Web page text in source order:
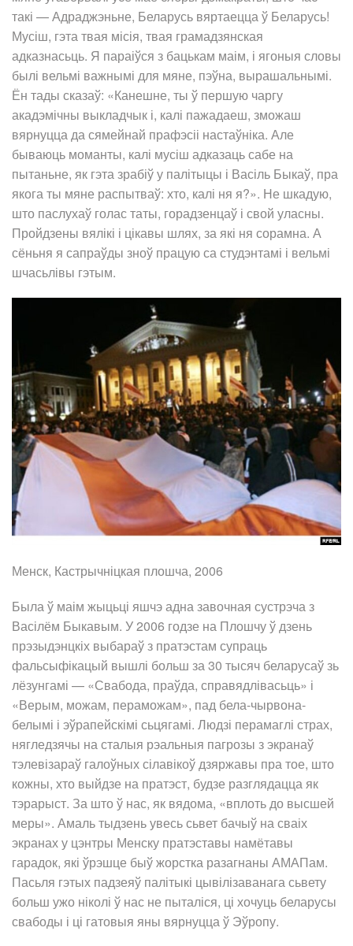
такі — Адраджэньне, Беларусь вяртаецца ў Беларусь!
Мусіш, гэта твая місія, твая грамадзянская
адказнасьць. Я параіўся з бацькам маім, і ягоныя словы
былі вельмі важнымі для мяне, пэўна, вырашальнымі.
Ён тады сказаў: «Канешне, ты ў першую чаргу
акадэмічны выкладчык і, калі пажадаеш, зможаш
вярнуцца да сямейнай прафэсіі настаўніка. Але
бываюць моманты, калі мусіш адказаць сабе на
пытаньне, як гэта зрабіў у палітыцы і Васіль Быкаў, пра
якога ты мяне распытваў: хто, калі ня я?». Не шкадую,
што паслухаў голас таты, горадзенцаў і свой уласны.
Пройдзены вялікі і цікавы шлях, за які ня сорамна. А
сёньня я сапраўды зноў працую са студэнтамі і вельмі
шчасьлівы гэтым.
Менск, Кастрычніцкая плошча, 2006
Была ў маім жыцьці яшчэ адна завочная сустрэча з
Васілём Быкавым. У 2006 годзе на Плошчу ў дзень
прэзыдэнцкіх выбараў з пратэстам супраць
фальсыфікацый вышлі больш за 30 тысяч беларусаў зь
лёзунгамі — «Свабода, праўда, справядлівасьць» і
«Верым, можам, пераможам», пад бела-чырвона-
белымі і эўрапейскімі сьцягамі. Людзі перамаглі страх,
нягледзячы на сталыя рэальныя пагрозы з экранаў
тэлевізараў галоўных сілавікоў дзяржавы пра тое, што
кожны, хто выйдзе на пратэст, будзе разглядацца як
тэрарыст. За што ў нас, як вядома, «вплоть до высшей
меры». Амаль тыдзень увесь сьвет бачыў на сваіх
экранах у цэнтры Менску пратэставы намётавы
гарадок, які ўрэшце быў жорстка разагнаны АМАПам.
Пасьля гэтых падзеяў палітыкі цывілізаванага сьвету
больш ужо ніколі ў нас не пыталіся, ці хочуць беларусы
свабоды і ці гатовыя яны вярнуцца ў Эўропу.